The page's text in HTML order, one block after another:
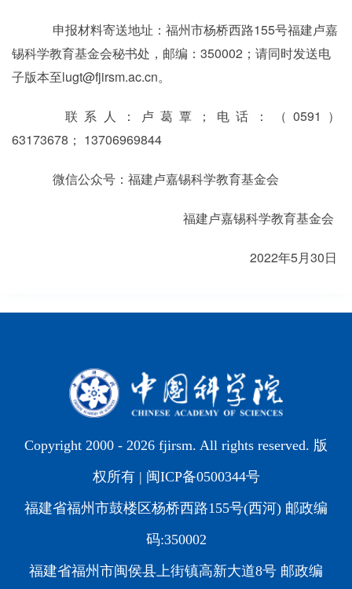
申报材料寄送地址：福州市杨桥西路155号福建卢嘉
锡科学教育基金会秘书处，邮编： 350002 ；请同时发送电
子版本至lugt@fjirsm.ac.cn。
联系人：卢葛覃；电话：（ 0591 ）
63173678 ； 13706969844
微信公众号：福建卢嘉锡科学教育基金会
福建卢嘉锡科学教育基金会
2022年5月30日
Copyright 2000 - 2026 fjirsm. All rights reserved. 版
权所有 | 闽ICP备0500344号
福建省福州市鼓楼区杨桥西路155号(西河) 邮政编
码:350002
福建省福州市闽侯县上街镇高新大道8号 邮政编